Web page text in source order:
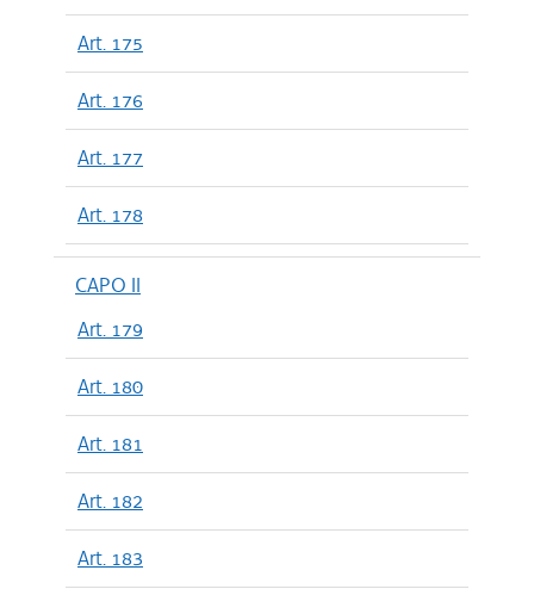
Art. 175
Art. 176
Art. 177
Art. 178
CAPO II
Art. 179
Art. 180
Art. 181
Art. 182
Art. 183